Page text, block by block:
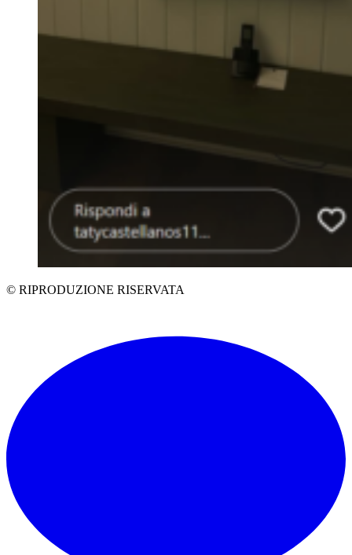
© RIPRODUZIONE RISERVATA